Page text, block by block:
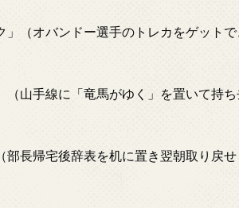
（オバンドー選手のトレカをゲットで
山手線に「竜馬がゆく」を置いて持
長帰宅後辞表を机に置き翌朝取り戻せ